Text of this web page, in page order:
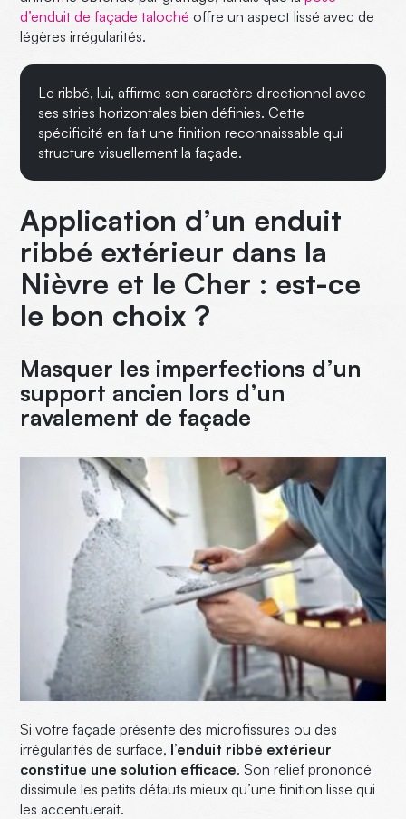
d’enduit de façade taloché offre un aspect lissé avec de
légères irrégularités.
Le ribbé, lui, affirme son caractère directionnel avec
ses stries horizontales bien définies. Cette
spécificité en fait une finition reconnaissable qui
structure visuellement la façade.
Application d’un enduit
ribbé extérieur dans la
Nièvre et le Cher : est-ce
le bon choix ?
Masquer les imperfections d’un
support ancien lors d’un
ravalement de façade
Si votre façade présente des microfissures ou des
irrégularités de surface, l’enduit ribbé extérieur
constitue une solution efficace. Son relief prononcé
dissimule les petits défauts mieux qu’une finition lisse qui
les accentuerait.